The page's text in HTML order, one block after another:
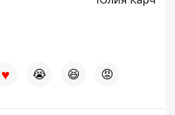
♥ 😭 😆 😡